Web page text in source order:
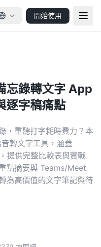
開始使用
忘錄轉文字 App
逐字稿痛點
，重聽打字耗時費力？本
轉文字工具，涵蓋
提供完整比較表與實戰
點摘要與 Teams/Meet
為高價值的文字筆記與待